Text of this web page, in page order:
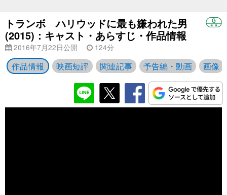
トランボ ハリウッドに最も嫌われた男
(2015)：キャスト・あらすじ・作品情報
2016年7月22日公開 124分
作品情報 映画短評 関連記事 予告編・動画 画像